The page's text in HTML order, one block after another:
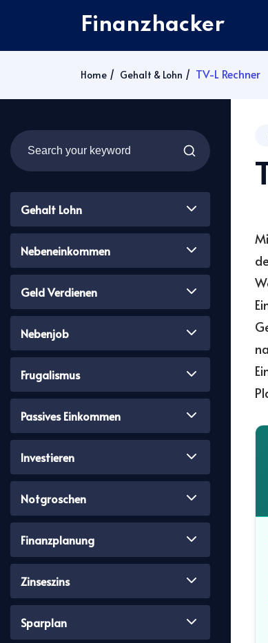
Finanzhacker
Home Gehalt & Lohn TV-L Rechner
Gehalt Lohn
Nebeneinkommen
Geld Verdienen
Nebenjob
Frugalismus
Passives Einkommen
Investieren
Notgroschen
Finanzplanung
Zinseszins
Sparplan